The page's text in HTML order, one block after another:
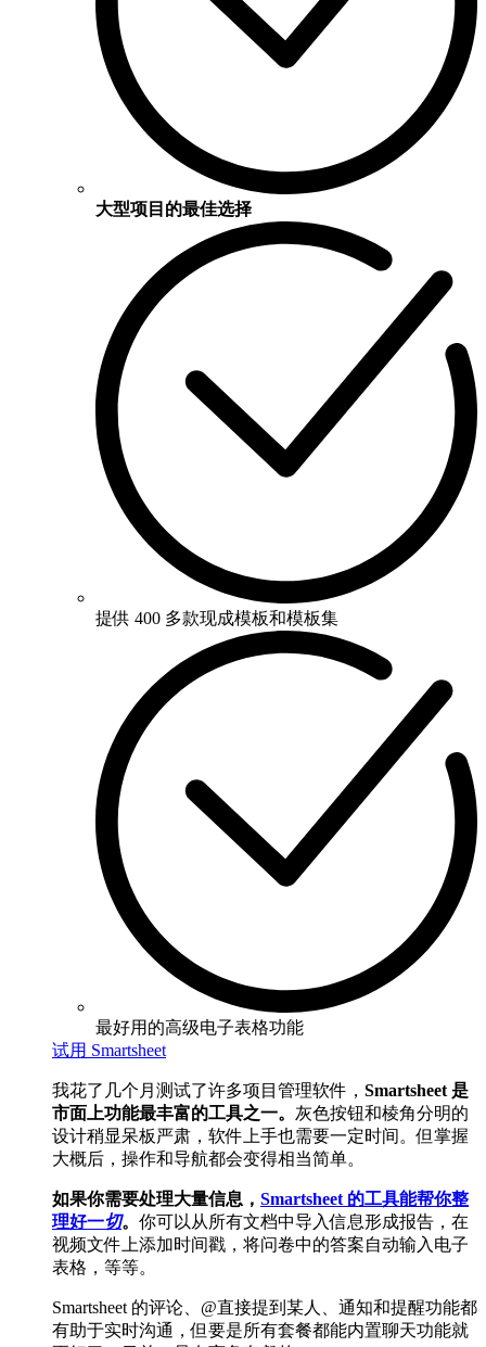
大型项目的最佳选择
提供 400 多款现成模板和模板集
最好用的高级电子表格功能
试用 Smartsheet
我花了几个月测试了许多项目管理软件， Smartsheet 是
市面上功能最丰富的工具之一。 灰色按钮和棱角分明的
设计稍显呆板严肃，软件上手也需要一定时间。但掌握
大概后，操作和导航都会变得相当简单。
如果你需要处理大量信息， Smartsheet 的工具能帮你整
理好一切。 你可以从所有文档中导入信息形成报告，在
视频文件上添加时间戳，将问卷中的答案自动输入电子
表格，等等。
Smartsheet 的评论、@直接提到某人、通知和提醒功能都
有助于实时沟通，但要是所有套餐都能内置聊天功能就